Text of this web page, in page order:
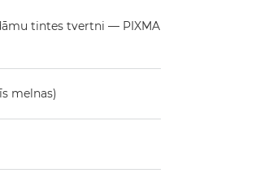
tintes tvertni — PIXMA
melnas)